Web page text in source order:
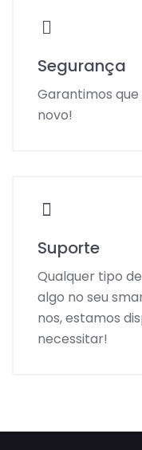
Segurança
Garantimos
novo!
Suporte
Qualquer tipo
algo no seu
nos, estamos
necessitar!